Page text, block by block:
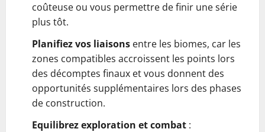
coûteuse ou vous permettre de finir une série
plus tôt.
Planifiez vos liaisons entre les biomes, car les
zones compatibles accroissent les points lors
des décomptes finaux et vous donnent des
opportunités supplémentaires lors des phases
de construction.
Equilibrez exploration et combat :